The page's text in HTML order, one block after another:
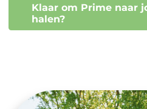
Klaar om Prime naar
halen?